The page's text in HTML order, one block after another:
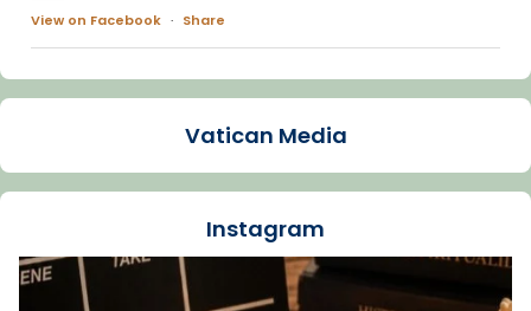
View on Facebook · Share
Arquebisbat de Barcelona
La Carmina va patir depressió. Fa gairebé
dos mesos, a l'Estadi Lluís Companys, la
Recupera l'entrevista comp
Vatican
Vatican Media
Instagram